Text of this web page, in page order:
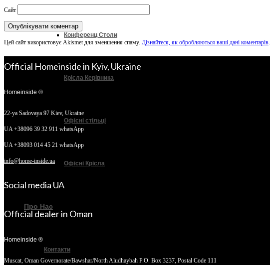
Конференц Столи
Крісла Керівника
Офісні стільці
Офісні Крісла
Про Нас
Контакти
Сайт
Цей сайт використовує Akismet для зменшення спаму. Дізнайтеся, як обробляються ваші дані коментарів.
Official Homeinside in Kyiv, Ukraine
Homeinside ®
22-ya Sadovaya 97 Kiev, Ukraine
UA +38096 39 32 911 whatsApp
UA +38093 014 45 21 whatsApp
info@home-inside.ua
Social media UA
Official dealer in Oman
Homeinside ®
Muscat, Oman Governorate/Bawshar/North Aludhaybah P.O. Box 3237, Postal Code 111